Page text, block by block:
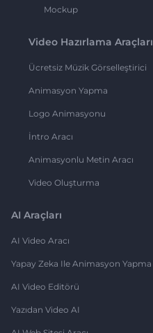
Mockup
Video Hazırlama Araçları
Ücretsiz Müzik Görselleştirici
Animasyon Yapma
Logo Animasyonu
İntro Aracı
Animasyonlu Metin Aracı
Video Oluşturma
AI Araçları
AI Video Aracı
Yapay Zeka Ile Animasyon Yapma
AI Video Editörü
Yazıdan Video AI